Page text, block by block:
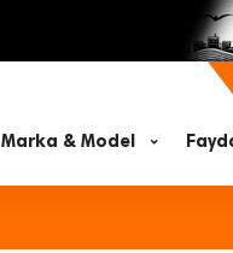
Marka & Model